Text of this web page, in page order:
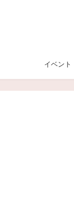
イベント